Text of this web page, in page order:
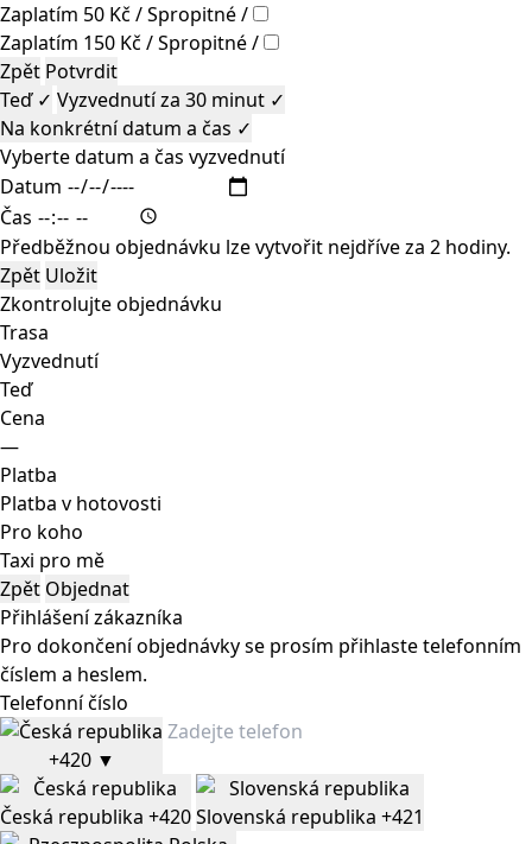
Zaplatím 50 Kč / Spropitné /
Zaplatím 150 Kč / Spropitné /
Zpět Potvrdit
Teď ✓ Vyzvednutí za 30 minut ✓
Na konkrétní datum a čas ✓
Vyberte datum a čas vyzvednutí
Datum
Čas
Předběžnou objednávku lze vytvořit nejdříve za 2 hodiny.
Zpět Uložit
Zkontrolujte objednávku
Trasa
Vyzvednutí
Teď
Cena
—
Platba
Platba v hotovosti
Pro koho
Taxi pro mě
Zpět Objednat
Přihlášení zákazníka
Pro dokončení objednávky se prosím přihlaste telefonním
číslem a heslem.
Telefonní číslo
+420 ▼
Česká republika +420Slovenská republika +421